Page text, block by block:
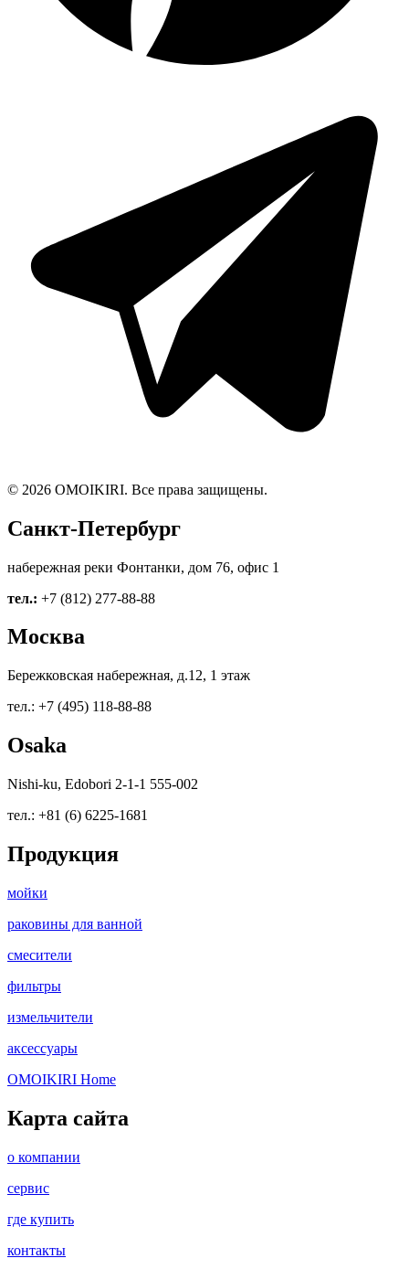
© 2026 OMOIKIRI. Все права защищены.
Санкт-Петербург
набережная реки Фонтанки, дом 76, офис 1
тел.: +7 (812) 277-88-88
Москва
Бережковская набережная, д.12, 1 этаж
тел.: +7 (495) 118-88-88
Osaka
Nishi-ku, Edobori 2-1-1 555-002
тел.: +81 (6) 6225-1681
Продукция
мойки
раковины для ванной
смесители
фильтры
измельчители
аксессуары
OMOIKIRI Home
Карта сайта
о компании
сервис
где купить
контакты